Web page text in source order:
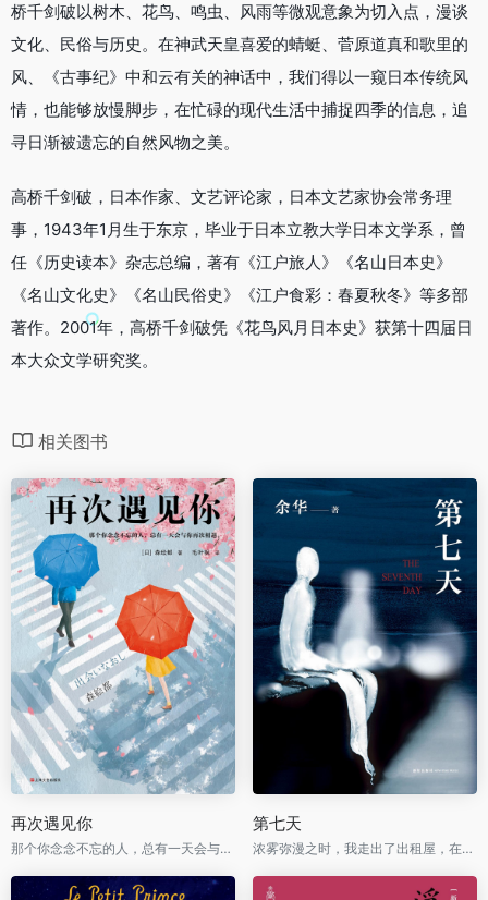
桥千剑破以树木、花鸟、鸣虫、风雨等微观意象为切入点，漫谈
文化、民俗与历史。在神武天皇喜爱的蜻蜓、菅原道真和歌里的
风、《古事纪》中和云有关的神话中，我们得以一窥日本传统风
情，也能够放慢脚步，在忙碌的现代生活中捕捉四季的信息，追
寻日渐被遗忘的自然风物之美。
高桥千剑破，日本作家、文艺评论家，日本文艺家协会常务理
事，1943年1月生于东京，毕业于日本立教大学日本文学系，曾
任《历史读本》杂志总编，著有《江户旅人》《名山日本史》
《名山文化史》《名山民俗史》《江户食彩：春夏秋冬》等多部
著作。2001年，高桥千剑破凭《花鸟风月日本史》获第十四届日
本大众文学研究奖。
相关图书
再次遇见你
那个你念念不忘的人，总有一天会与你再次相遇。
第七天
浓雾弥漫之时，我走出了出租屋，在空虚混沌的城市里孑孓而行。